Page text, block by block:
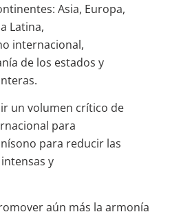
Asia, Europa,
Latina,
internacional,
de los estados y
un volumen crítico de
para
para reducir las
y
aún más la armonía